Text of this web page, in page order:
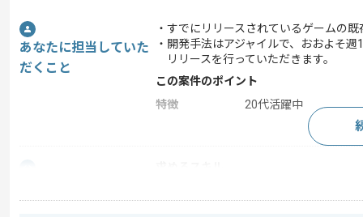
あなたに担当していた
だくこと
・すでにリリースされているゲームの
・開発手法はアジャイルで、おおよそ
リリースを行っていただきます。
この案件のポイント
特徴
20代活躍中
・C++11での開発実務経験